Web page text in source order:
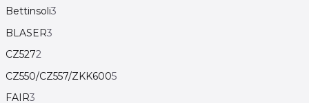
Bettinsoli3
BLASER3
CZ5272
CZ550/CZ557/ZKK6005
FAIR3